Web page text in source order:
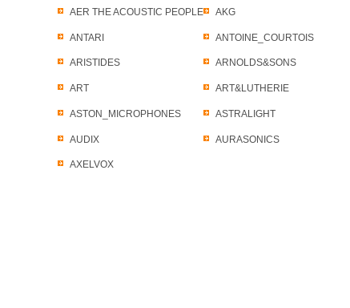
AER THE ACOUSTIC PEOPLE AKG
ANTARI ANTOINE_COURTOIS
ARISTIDES ARNOLDS&SONS
ART ART&LUTHERIE
ASTON_MICROPHONES ASTRALIGHT
AUDIX AURASONICS
AXELVOX